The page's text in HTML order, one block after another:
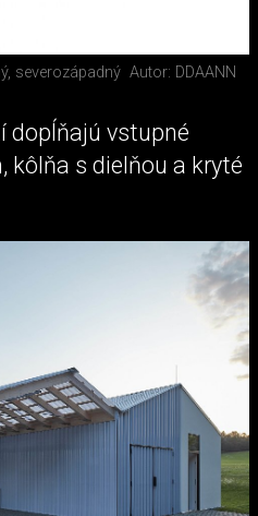
severozápadný Autor: DDAANN
dopĺňajú vstupné
kôlňa s dielňou a kryté